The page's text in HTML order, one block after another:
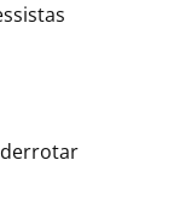
derrotar